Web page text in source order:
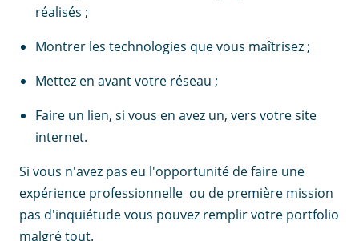
réalisés ;
Montrer les technologies que vous maîtrisez ;
Mettez en avant votre réseau ;
Faire un lien, si vous en avez un, vers votre site
internet.
Si vous n'avez pas eu l'opportunité de faire une
expérience professionnelle ou de première mission
pas d'inquiétude vous pouvez remplir votre portfolio
malgré tout.